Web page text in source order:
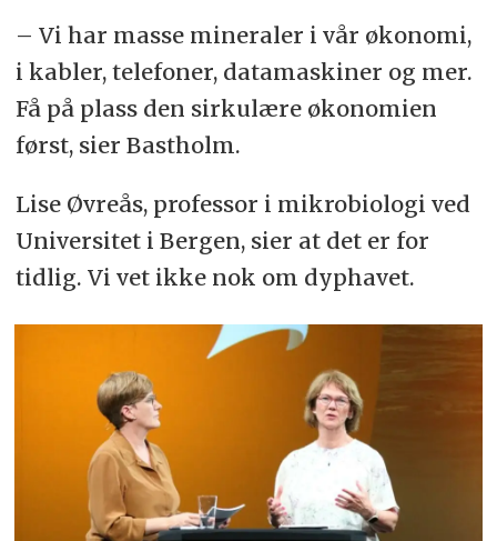
– Vi har masse mineraler i vår økonomi,
i kabler, telefoner, datamaskiner og mer.
Få på plass den sirkulære økonomien
først, sier Bastholm.
Lise Øvreås, professor i mikrobiologi ved
Universitet i Bergen, sier at det er for
tidlig. Vi vet ikke nok om dyphavet.